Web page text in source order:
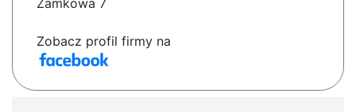
Zamkowa 7
Zobacz profil firmy na